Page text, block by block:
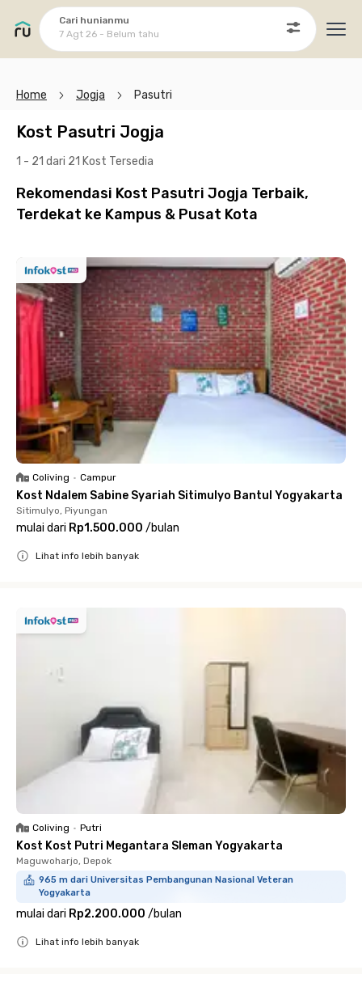
Cari hunianmu
7 Agt 26 - Belum tahu
Home Jogja Pasutri
Kost Pasutri Jogja
1 - 21 dari 21 Kost Tersedia
Rekomendasi Kost Pasutri Jogja Terbaik,
Terdekat ke Kampus & Pusat Kota
Coliving • Campur
Kost Ndalem Sabine Syariah Sitimulyo Bantul Yogyakarta
Sitimulyo, Piyungan
mulai dari Rp1.500.000 /bulan
Lihat info lebih banyak
Coliving • Putri
Kost Kost Putri Megantara Sleman Yogyakarta
Maguwoharjo, Depok
965 m dari Universitas Pembangunan Nasional Veteran
Yogyakarta
mulai dari Rp2.200.000 /bulan
Lihat info lebih banyak